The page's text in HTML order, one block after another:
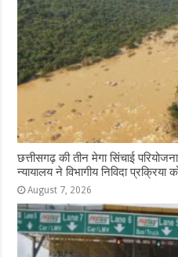
छत्तीसगढ़ की तीन मेगा सिंचाई
न्यायालय ने विभागीय निविदा प्रक्रिया
August 7, 2026